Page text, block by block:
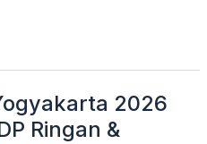
2026
Ringan &